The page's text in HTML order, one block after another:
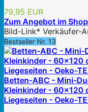
79,95 EUR
Zum Angebot im
Bild-Link* Verkäufer-
Bestseller Nr. 13
Betten-ABC - Mini-
Kleinkinder - 60x120
Liegeseiten - Oeko-